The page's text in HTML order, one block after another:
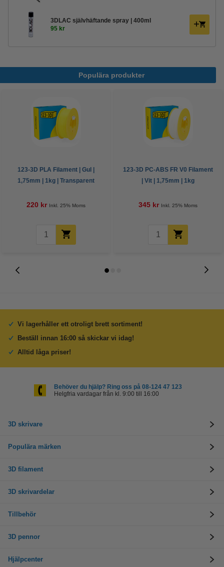
3DLAC självhäftande spray | 400ml
95 kr
Populära produkter
123-3D PLA Filament | Gul |
1,75mm | 1kg | Transparent
220 kr Inkl. 25% Moms
123-3D PC-ABS FR V0 Filament
| Vit | 1,75mm | 1kg
345 kr Inkl. 25% Moms
Vi lagerhåller ett otroligt brett sortiment!
Beställ innan 16:00 så skickar vi idag!
Alltid låga priser!
Behöver du hjälp? Ring oss på 08-124 47 123
Helgfria vardagar från kl. 9:00 till 16:00
3D skrivare
Populära märken
3D filament
3D skrivardelar
Tillbehör
3D pennor
Hjälpcenter